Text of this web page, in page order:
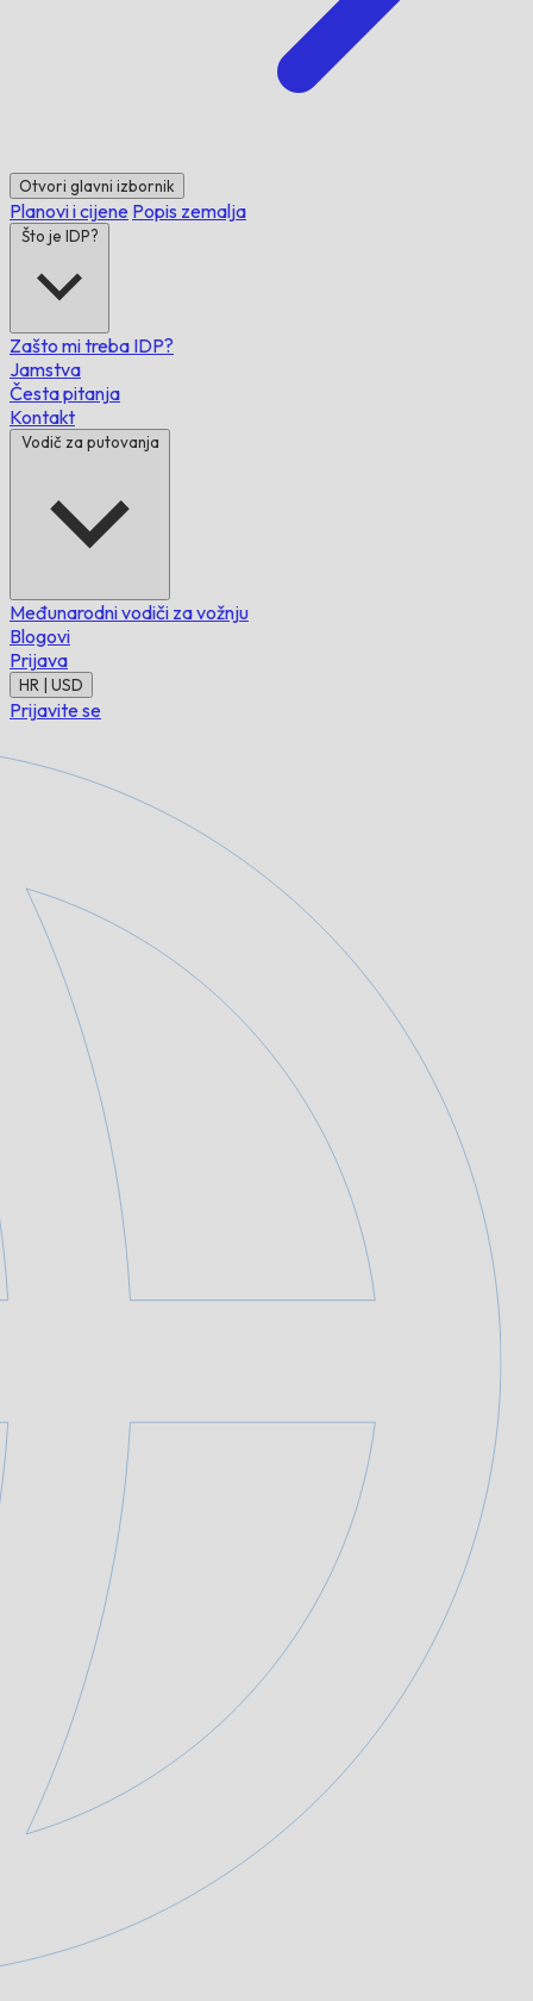
Otvori glavni izbornik
Planovi i cijene Popis zemalja
Što je IDP?
Zašto mi treba IDP?
Jamstva
Česta pitanja
Kontakt
Vodič za putovanja
Međunarodni vodiči za vožnju
Blogovi
Prijava
HR | USD
Prijavite se